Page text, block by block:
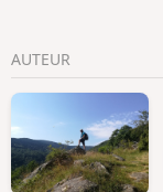
AUTEUR